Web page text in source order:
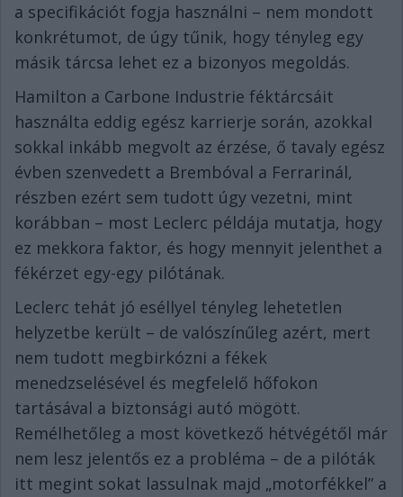
a specifikációt fogja használni – nem mondott
konkrétumot, de úgy tűnik, hogy tényleg egy
másik tárcsa lehet ez a bizonyos megoldás.
Hamilton a Carbone Industrie féktárcsáit
használta eddig egész karrierje során, azokkal
sokkal inkább megvolt az érzése, ő tavaly egész
évben szenvedett a Brembóval a Ferrarinál,
részben ezért sem tudott úgy vezetni, mint
korábban – most Leclerc példája mutatja, hogy
ez mekkora faktor, és hogy mennyit jelenthet a
fékérzet egy-egy pilótának.
Leclerc tehát jó eséllyel tényleg lehetetlen
helyzetbe került – de valószínűleg azért, mert
nem tudott megbirkózni a fékek
menedzselésével és megfelelő hőfokon
tartásával a biztonsági autó mögött.
Remélhetőleg a most következő hétvégétől már
nem lesz jelentős ez a probléma – de a pilóták
itt megint sokat lassulnak majd „motorfékkel” a